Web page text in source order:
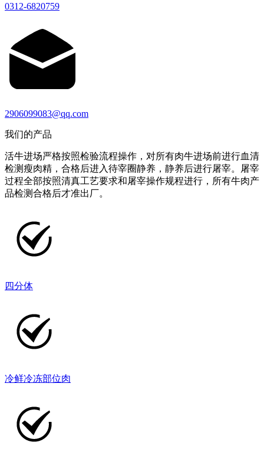
0312-6820759
2906099083@qq.com
我们的产品
活牛进场严格按照检验流程操作，对所有肉牛进场前进行血清
检测瘦肉精，合格后进入待宰圈静养，静养后进行屠宰。屠宰
过程全部按照清真工艺要求和屠宰操作规程进行，所有牛肉产
品检测合格后才准出厂。
四分体
冷鲜冷冻部位肉